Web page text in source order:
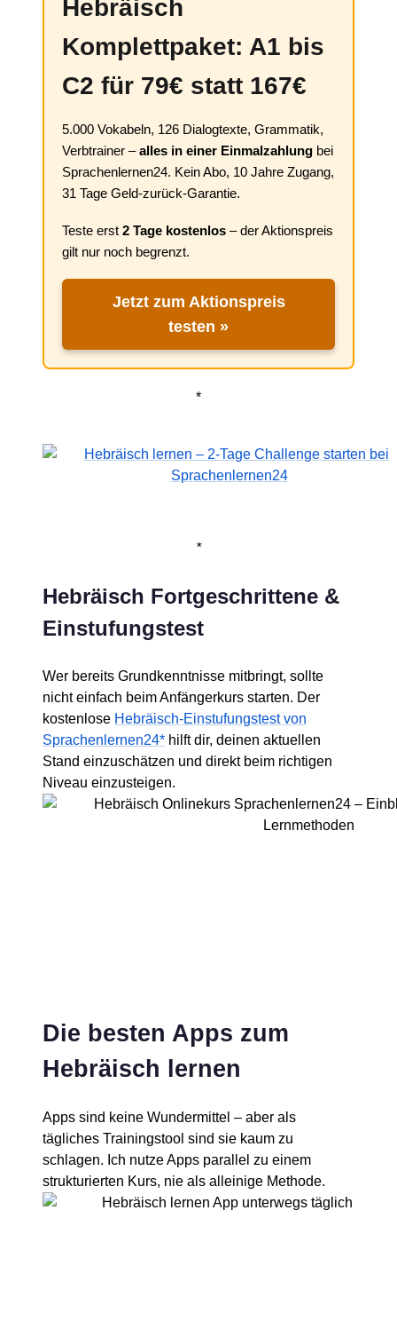
Hebräisch
Komplettpaket: A1 bis
C2 für 79€ statt 167€
5.000 Vokabeln, 126 Dialogtexte, Grammatik,
Verbtrainer –alles in einer Einmalzahlung bei
Sprachenlernen24. Kein Abo, 10 Jahre Zugang,
31 Tage Geld-zurück-Garantie.
Teste erst 2 Tage kostenlos – der Aktionspreis
gilt nur noch begrenzt.
Jetzt zum Aktionspreis
testen »
*
*
Hebräisch Fortgeschrittene &
Einstufungstest
Wer bereits Grundkenntnisse mitbringt, sollte
nicht einfach beim Anfängerkurs starten. Der
kostenlose Hebräisch-Einstufungstest von
Sprachenlernen24* hilft dir, deinen aktuellen
Stand einzuschätzen und direkt beim richtigen
Niveau einzusteigen.
Die besten Apps zum
Hebräisch lernen
Apps sind keine Wundermittel – aber als
tägliches Trainingstool sind sie kaum zu
schlagen. Ich nutze Apps parallel zu einem
strukturierten Kurs, nie als alleinige Methode.